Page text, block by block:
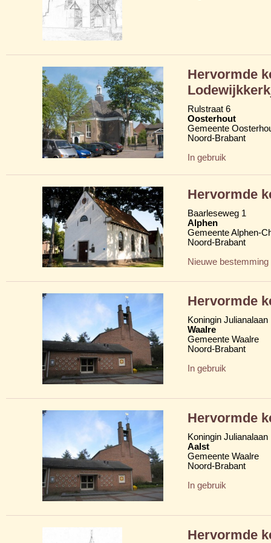
Hervormde
Rulstraat 6
Oosterhout
Gemeente
Noord-Brabant
In gebruik
Hervormde
Baarleseweg 1
Alphen
Gemeente Alphen-
Noord-Brabant
Nieuwe bestemming
Hervormde
Koningin Julianalaan
Waalre
Gemeente Waalre
Noord-Brabant
In gebruik
Hervormde
Koningin Julianalaan
Aalst
Gemeente Waalre
Noord-Brabant
In gebruik
Hervormde